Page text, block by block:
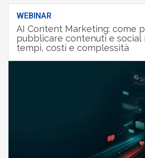
WEBINAR
AI Content Marketing: come
pubblicare contenuti e social
tempi, costi e complessità